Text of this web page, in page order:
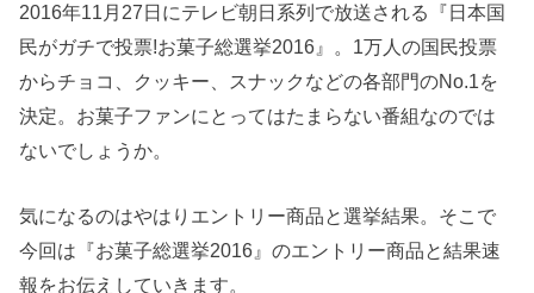
2016年11月27日にテレビ朝日系列で放送される『日本国
民がガチで投票!お菓子総選挙2016』。1万人の国民投票
からチョコ、クッキー、スナックなどの各部門のNo.1を
決定。お菓子ファンにとってはたまらない番組なのでは
ないでしょうか。
気になるのはやはりエントリー商品と選挙結果。そこで
今回は『お菓子総選挙2016』のエントリー商品と結果速
報をお伝えしていきます。